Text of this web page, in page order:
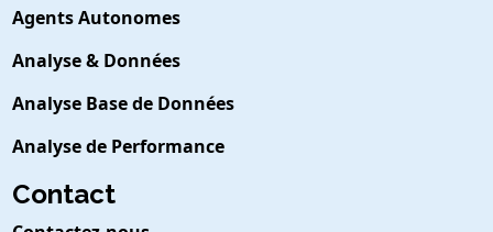
Agents Autonomes
Analyse & Données
Analyse Base de Données
Analyse de Performance
Contact